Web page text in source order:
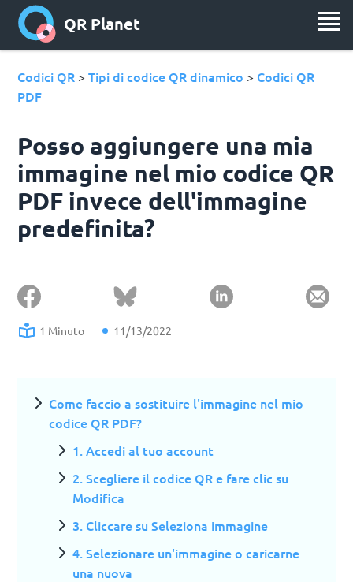
QR Planet
Codici QR >Tipi di codice QR dinamico > Codici QR
PDF
Posso aggiungere una mia
immagine nel mio codice QR
PDF invece dell'immagine
predefinita?
1 Minuto 11/13/2022
Come faccio a sostituire l'immagine nel mio
codice QR PDF?
1. Accedi al tuo account
2. Scegliere il codice QR e fare clic su
Modifica
3. Cliccare su Seleziona immagine
4. Selezionare un'immagine o caricarne
una nuova